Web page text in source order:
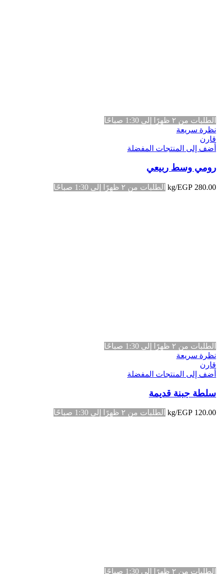
الطلبات من ٢ ظهرًا إلى 1:30 صباحًا
نظرة سريعة
قارن
أضف إلى المنتجات المفضلة
رومي وسط ربيعي
EGP 280.00
/kg الطلبات من ٢ ظهرًا إلى 1:30 صباحًا
الطلبات من ٢ ظهرًا إلى 1:30 صباحًا
نظرة سريعة
قارن
أضف إلى المنتجات المفضلة
سلطة جبنة قديمة
EGP 120.00
/kg الطلبات من ٢ ظهرًا إلى 1:30 صباحًا
الطلبات من ٢ ظهرًا إلى 1:30 صباحًا